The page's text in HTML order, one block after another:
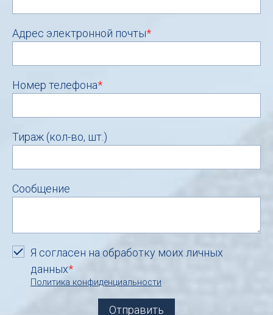
Адрес электронной почты*
Номер телефона*
Тираж (кол-во, шт.)
Сообщение
Я согласен на обработку моих личных
данных*
Политика конфиденциальности